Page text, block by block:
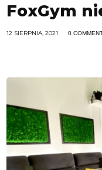
FoxGym
12 SIERPNIA, 2021 0